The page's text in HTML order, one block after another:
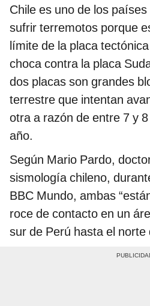
Chile es uno de los
sufrir terremotos porque
límite de la placa
choca contra la placa
dos placas son grandes
terrestre que intentan
otra a razón de entre 7 y
año.
Según Mario Pardo,
sismología chileno,
BBC Mundo, ambas
roce de contacto en un
sur de Perú hasta el norte